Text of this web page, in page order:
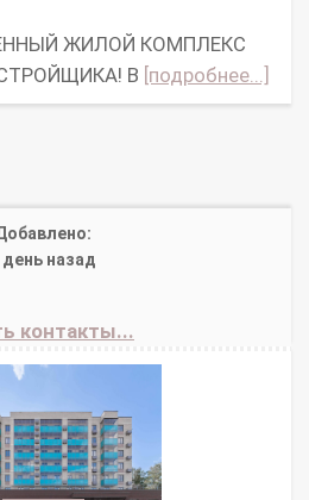
ЖИЛОЙ КОМПЛЕКС
В [подробнее...]
день назад
контакты...